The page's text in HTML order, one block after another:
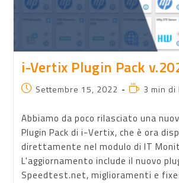
i-Vertix Plugin Pack
Settembre 15, 2022 3 min di
Abbiamo da poco rilasciato una
Plugin Pack di i-Vertix, che è ora
direttamente nel modulo di IT
L'aggiornamento include il nuovo
Speedtest.net, miglioramenti e